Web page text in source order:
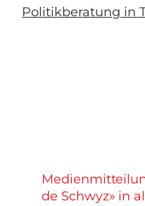
Politikberatung in
de Schwyz» in